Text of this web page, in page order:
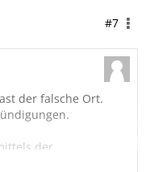
#7
der falsche Ort.
der